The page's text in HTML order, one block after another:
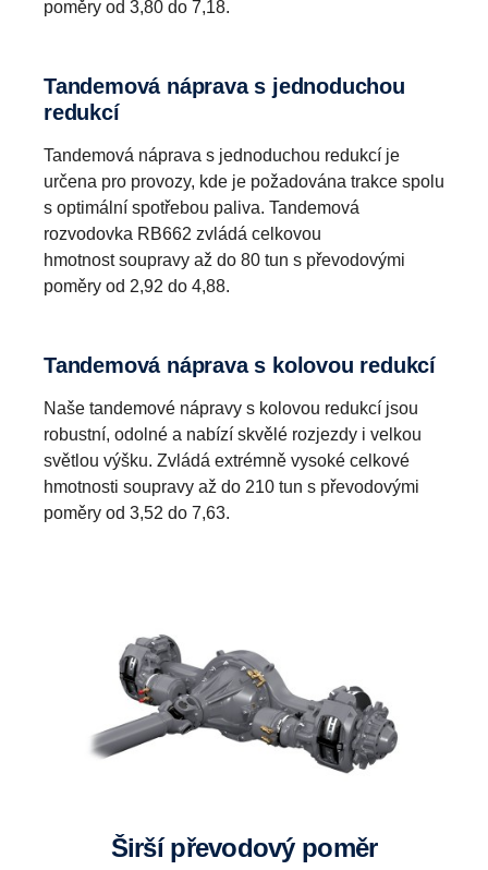
poměry od 3,80 do 7,18.
Tandemová náprava s jednoduchou
redukcí
Tandemová náprava s jednoduchou redukcí je
určena pro provozy, kde je požadována trakce spolu
s optimální spotřebou paliva. Tandemová
rozvodovka RB662 zvládá celkovou
hmotnost soupravy až do 80 tun s převodovými
poměry od 2,92 do 4,88.
Tandemová náprava s kolovou redukcí
Naše tandemové nápravy s kolovou redukcí jsou
robustní, odolné a nabízí skvělé rozjezdy i velkou
světlou výšku. Zvládá extrémně vysoké celkové
hmotnosti soupravy až do 210 tun s převodovými
poměry od 3,52 do 7,63.
Širší převodový poměr